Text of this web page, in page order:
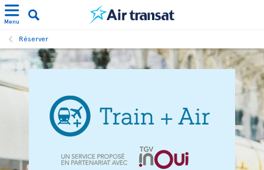
Menu
Réserver